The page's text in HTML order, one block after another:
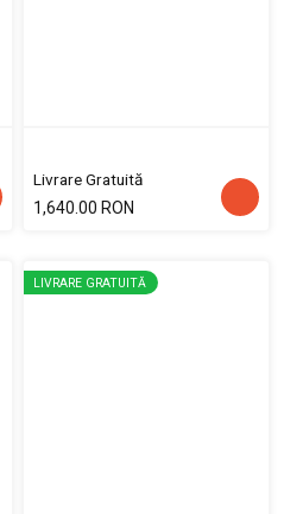
Livrare Gratuită
1,640.00 RON
LIVRARE GRATUITĂ